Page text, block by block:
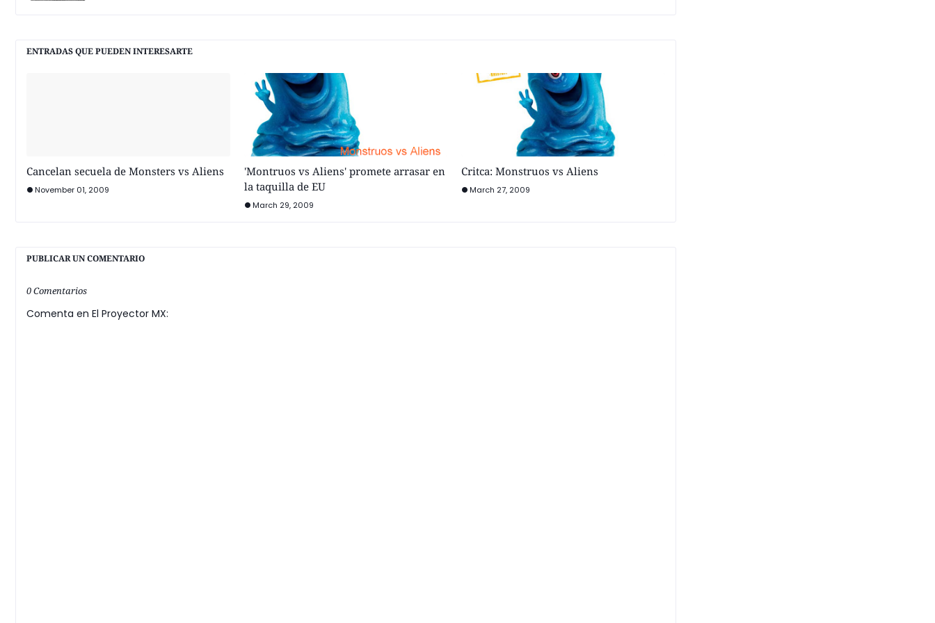
ENTRADAS QUE PUEDEN INTERESARTE
Cancelan secuela de Monsters vs Aliens
November 01, 2009
'Montruos vs Aliens' promete arrasar en
la taquilla de EU
March 29, 2009
Critca: Monstruos vs Aliens
March 27, 2009
PUBLICAR UN COMENTARIO
0 Comentarios
Comenta en El Proyector MX: